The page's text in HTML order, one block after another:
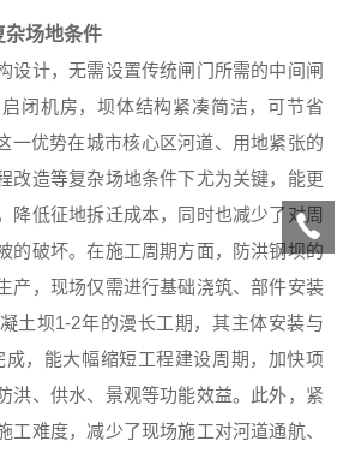
杂场地条件
设计，无需设置传统闸门所需的中间闸
闭机房，坝体结构紧凑简洁，可节省
一优势在城市核心区河道、用地紧张的
改造等复杂场地条件下尤为关键，能更
降低征地拆迁成本，同时也减少了对周
的破坏。在施工周期方面，防洪钢坝的
产，现场仅需进行基础浇筑、部件安装
土坝1-2年的漫长工期，其主体安装与
，能大幅缩短工程建设周期，加快项
洪、供水、景观等功能效益。此外，紧
工难度，减少了现场施工对河道通航、